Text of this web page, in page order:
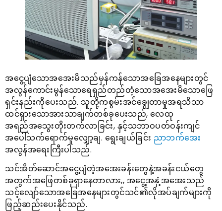
အငွေ့ပျံသောအအေးမိသည်မှန်ကန်သောအခြေအနေများတွင်
အလွန်ကောင်းမွန်သောရေရှည်တည်တံ့သောအအေးမိသောဖြေ
ရှင်းနည်းကိုပေးသည်. သူတို့ကစွမ်းအင်ချွေတာမှုအရသိသာ
ထင်ရှားသောအားသာချက်တစ်ခုပေးသည်, လေထု
အရည်အသွေးတိုးတက်လာခြင်း, နှင့်သဘာဝပတ်ဝန်းကျင်
အပေါ်သက်ရောက်မှုလျှော့ချ. ရွေးချယ်ခြင်း ညာဘက်အေး
အလွန်အရေးကြီးပါသည်.
သင်အိတ်ဆောင်အငွေ့ပျံတဲ့အအေးခန်းတွေနဲ့အခန်းငယ်တွေ
အတွက်အဖြေတစ်ခုရှာနေတာလား,, အငွေ့အနှံ့အအေးသည်
သင့်လျော်သောအခြေအနေများတွင်သင်၏လိုအပ်ချက်များကို
ဖြည့်ဆည်းပေးနိုင်သည်.